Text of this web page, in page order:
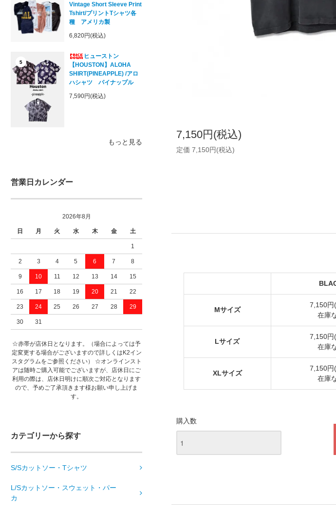
Vintage Short Sleeve Print
Tshirt/プリントTシャツ各
種 アメリカ製
6,820円(税込)
5
ヒューストン
【HOUSTON】ALOHA
SHIRT(PINEAPPLE) /アロ
ハシャツ パイナップル
7,590円(税込)
もっと見る
営業日カレンダー
2026年8月
日 月 火 水 木 金 土
1
2 3 4 5 6 7 8
9 10 11 12 13 14 15
16 17 18 19 20 21 22
23 24 25 26 27 28 29
30 31
☆赤帯が店休日となります。（場合によっては予
定変更する場合がございますので詳しくはK2イン
スタグラムをご参照ください） ☆オンラインスト
アは随時ご購入可能でございますが、店休日にご
利用の際は、店休日明けに順次ご対応となります
ので、予めご了承頂きます様お願い申し上げま
す。
カテゴリーから探す
S/Sカットソー・Tシャツ
L/Sカットソー・スウェット・パー
カ
7,150円(税込)
定価 7,150円(税込)
Mサイズ
7,150円
在庫
Lサイズ
7,150円
在庫
XLサイズ
7,150円
在庫
購入数